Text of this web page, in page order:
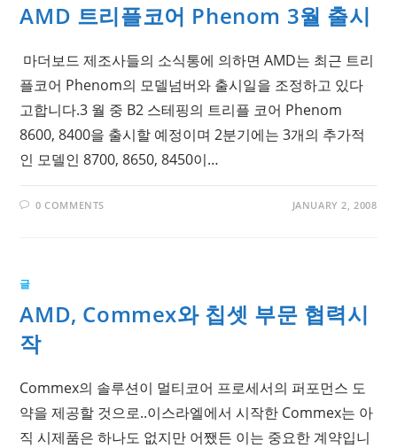
AMD 트리플코어 Phenom 3월 출시
마더보드 제조사들의 소식통에 의하면 AMD는 최근 트리
플코어 Phenom의 모델넘버와 출시일을 조정하고 있다
고합니다.3 월 중 B2 스테핑의 트리플 코어 Phenom
8600, 8400을 출시할 예정이며 2분기에는 3개의 추가적
인 모델인 8700, 8650, 8450이…
0 COMMENTS JANUARY 2, 2008
글
AMD, Commex와 칩셋 부문 협력시
작
Commex의 솔루션이 멀티코어 프로세서의 퍼포먼스 도
약을 제공할 것으로..이스라엘에서 시작한 Commex는 아
직 시제품은 하나도 없지만 어쨌든 이는 중요한 계약입니